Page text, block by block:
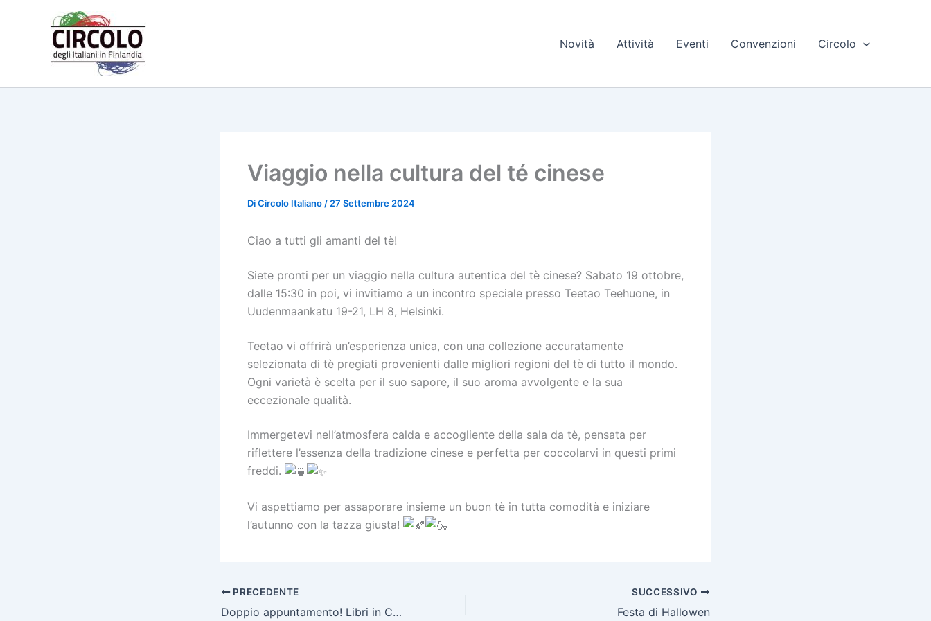
Novità Attività Eventi Convenzioni Circolo
Viaggio nella cultura del té cinese
DiCircolo Italiano / 27 Settembre 2024
Ciao a tutti gli amanti del tè!
Siete pronti per un viaggio nella cultura autentica del tè cinese? Sabato 19 ottobre,
dalle 15:30 in poi, vi invitiamo a un incontro speciale presso Teetao Teehuone, in
Uudenmaankatu 19-21, LH 8, Helsinki.
Teetao vi offrirà un’esperienza unica, con una collezione accuratamente
selezionata di tè pregiati provenienti dalle migliori regioni del tè di tutto il mondo.
Ogni varietà è scelta per il suo sapore, il suo aroma avvolgente e la sua
eccezionale qualità.
Immergetevi nell’atmosfera calda e accogliente della sala da tè, pensata per
riflettere l’essenza della tradizione cinese e perfetta per coccolarvi in questi primi
freddi.
Vi aspettiamo per assaporare insieme un buon tè in tutta comodità e iniziare
l’autunno con la tazza giusta!
PRECEDENTE
Doppio appuntamento! Libri in Circolo e Prrr…talilá
SUCCESSIVO
Festa di Hallowen